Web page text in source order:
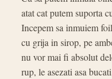
atat cat putem suporta
Incepem sa inmuiem
cu grija in sirop, pe
nu vor mai fi absolut
rup, le asezati asa